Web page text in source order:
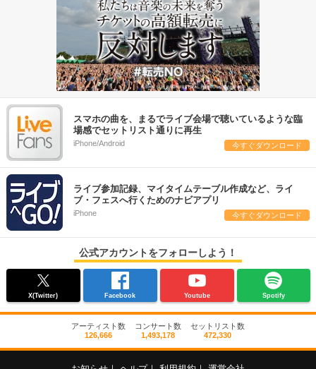
スマホの曲を、まるでライブ会場で聴いているような臨
場感でセットリスト通りに再生
iPhone/Android 今すぐダウンロード
ライブ参加記録、マイタイムテーブル作成など、ライ
ブ・フェスへ行くためのナビアプリ
iPhone 今すぐダウンロード
公式アカウントをフォローしよう！
X(Twitter) Facebook Youtube Spotify
アーティスト数
126,666
コンサート数
1,493,178
セットリスト数
472,330